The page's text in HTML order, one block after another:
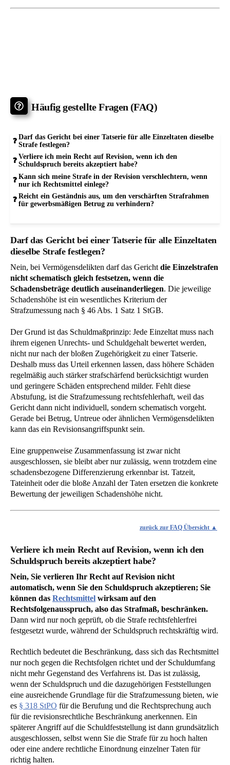
Häufig gestellte Fragen (FAQ)
Darf das Gericht bei einer Tatserie für alle Einzeltaten dieselbe
Strafe festlegen?
Verliere ich mein Recht auf Revision, wenn ich den
Schuldspruch bereits akzeptiert habe?
Kann sich meine Strafe in der Revision verschlechtern, wenn
nur ich Rechtsmittel einlege?
Reicht ein Geständnis aus, um den verschärften Strafrahmen
für gewerbsmäßigen Betrug zu verhindern?
Darf das Gericht bei einer Tatserie für alle Einzeltaten
dieselbe Strafe festlegen?
Nein, bei Vermögensdelikten darf das Gerichtdie Einzelstrafen
nicht schematisch gleich festsetzen, wenn die
Schadensbeträge deutlich auseinanderliegen. Die jeweilige
Schadenshöhe ist ein wesentliches Kriterium der
Strafzumessung nach § 46 Abs. 1 Satz 1 StGB.
Der Grund ist das Schuldmaßprinzip: Jede Einzeltat muss nach
ihrem eigenen Unrechts- und Schuldgehalt bewertet werden,
nicht nur nach der bloßen Zugehörigkeit zu einer Tatserie.
Deshalb muss das Urteil erkennen lassen, dass höhere Schäden
regelmäßig auch stärker strafschärfend berücksichtigt wurden
und geringere Schäden entsprechend milder. Fehlt diese
Abstufung, ist die Strafzumessung rechtsfehlerhaft, weil das
Gericht dann nicht individuell, sondern schematisch vorgeht.
Gerade bei Betrug, Untreue oder ähnlichen Vermögensdelikten
kann das ein Revisionsangriffspunkt sein.
Eine gruppenweise Zusammenfassung ist zwar nicht
ausgeschlossen, sie bleibt aber nur zulässig, wenn trotzdem eine
schadensbezogene Differenzierung erkennbar ist. Tatzeit,
Tateinheit oder die bloße Anzahl der Taten ersetzen die konkrete
Bewertung der jeweiligen Schadenshöhe nicht.
zurück zur FAQ Übersicht
Verliere ich mein Recht auf Revision, wenn ich den
Schuldspruch bereits akzeptiert habe?
Nein, Sie verlieren Ihr Recht auf Revision nicht
automatisch, wenn Sie den Schuldspruch akzeptieren; Sie
können das Rechtsmittel wirksam auf den
Rechtsfolgenausspruch, also das Strafmaß, beschränken.
Dann wird nur noch geprüft, ob die Strafe rechtsfehlerfrei
festgesetzt wurde, während der Schuldspruch rechtskräftig wird.
Rechtlich bedeutet die Beschränkung, dass sich das Rechtsmittel
nur noch gegen die Rechtsfolgen richtet und der Schuldumfang
nicht mehr Gegenstand des Verfahrens ist. Das ist zulässig,
wenn der Schuldspruch und die dazugehörigen Feststellungen
eine ausreichende Grundlage für die Strafzumessung bieten, wie
es § 318 StPO für die Berufung und die Rechtsprechung auch
für die revisionsrechtliche Beschränkung anerkennen. Ein
späterer Angriff auf die Schuldfeststellung ist dann grundsätzlich
ausgeschlossen, selbst wenn Sie die Strafe für zu hoch halten
oder eine andere rechtliche Einordnung einzelner Taten für
richtig halten.